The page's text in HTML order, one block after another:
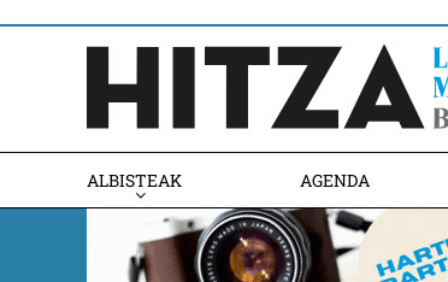
ALBISTEAK AGENDA